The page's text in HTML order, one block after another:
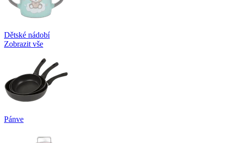
Dětské nádobí
Zobrazit vše
Pánve